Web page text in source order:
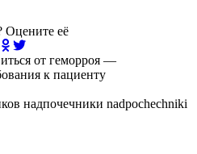
Оцените её
от геморроя —
к пациенту
надпочечники nadpochechniki